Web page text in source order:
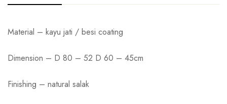
Material – kayu jati / besi coating
Dimension – D 80 – 52 D 60 – 45cm
Finishing – natural salak